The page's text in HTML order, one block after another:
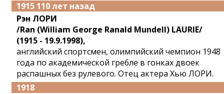
1915 110 лет назад
Рэн ЛОРИ
/Ran (William George Ranald Mundell) LAURIE/
(1915 - 19.9.1998),
английский спортсмен, олимпийский чемпион 1948
года по академической гребле в гонках двоек
распашных без рулевого. Отец актера Хью ЛОРИ.
1918